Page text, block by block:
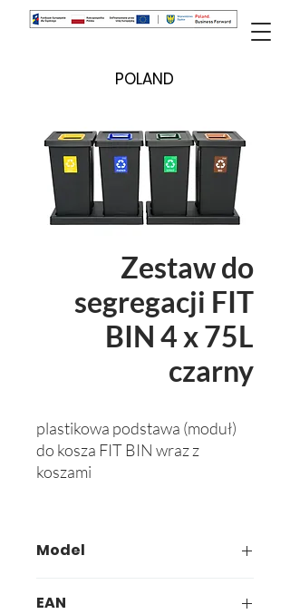
POLAND
Zestaw do
segregacji FIT
BIN 4 x 75L
czarny
plastikowa podstawa (moduł)
do kosza FIT BIN wraz z
koszami
Model
EAN